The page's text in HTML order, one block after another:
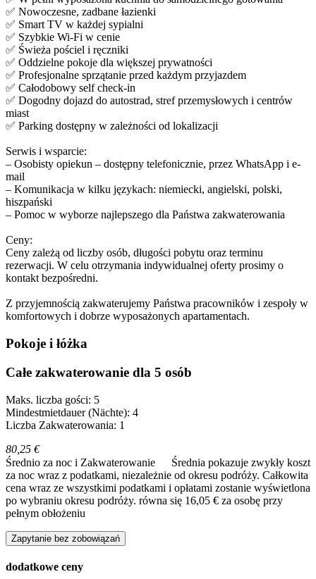
✅ Nowoczesne, zadbane łazienki
✅ Smart TV w każdej sypialni
✅ Szybkie Wi-Fi w cenie
✅ Świeża pościel i ręczniki
✅ Oddzielne pokoje dla większej prywatności
✅ Profesjonalne sprzątanie przed każdym przyjazdem
✅ Całodobowy self check-in
✅ Dogodny dojazd do autostrad, stref przemysłowych i centrów
miast
✅ Parking dostępny w zależności od lokalizacji
Serwis i wsparcie:
– Osobisty opiekun – dostępny telefonicznie, przez WhatsApp i e-
mail
– Komunikacja w kilku językach: niemiecki, angielski, polski,
hiszpański
– Pomoc w wyborze najlepszego dla Państwa zakwaterowania
Ceny:
Ceny zależą od liczby osób, długości pobytu oraz terminu
rezerwacji. W celu otrzymania indywidualnej oferty prosimy o
kontakt bezpośredni.
Z przyjemnością zakwaterujemy Państwa pracowników i zespoły w
komfortowych i dobrze wyposażonych apartamentach.
Pokoje i łóżka
Całe zakwaterowanie dla 5 osób
Maks. liczba gości: 5
Mindestmietdauer (Nächte): 4
Liczba Zakwaterowania: 1
80,25 €
Średnio za noc i Zakwaterowanie
Średnia pokazuje zwykły koszt
za noc wraz z podatkami, niezależnie od okresu podróży. Całkowita
cena wraz ze wszystkimi podatkami i opłatami zostanie wyświetlona
po wybraniu okresu podróży. równa się 16,05 € za osobę przy
pełnym obłożeniu
Zapytanie bez zobowiązań
dodatkowe ceny